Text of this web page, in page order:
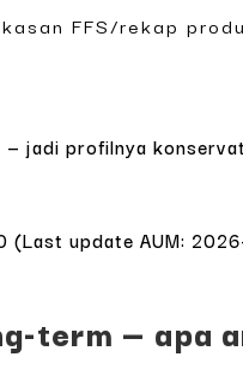
FFS/rekap
jadi profilnya
(Last update AUM:
term — apa